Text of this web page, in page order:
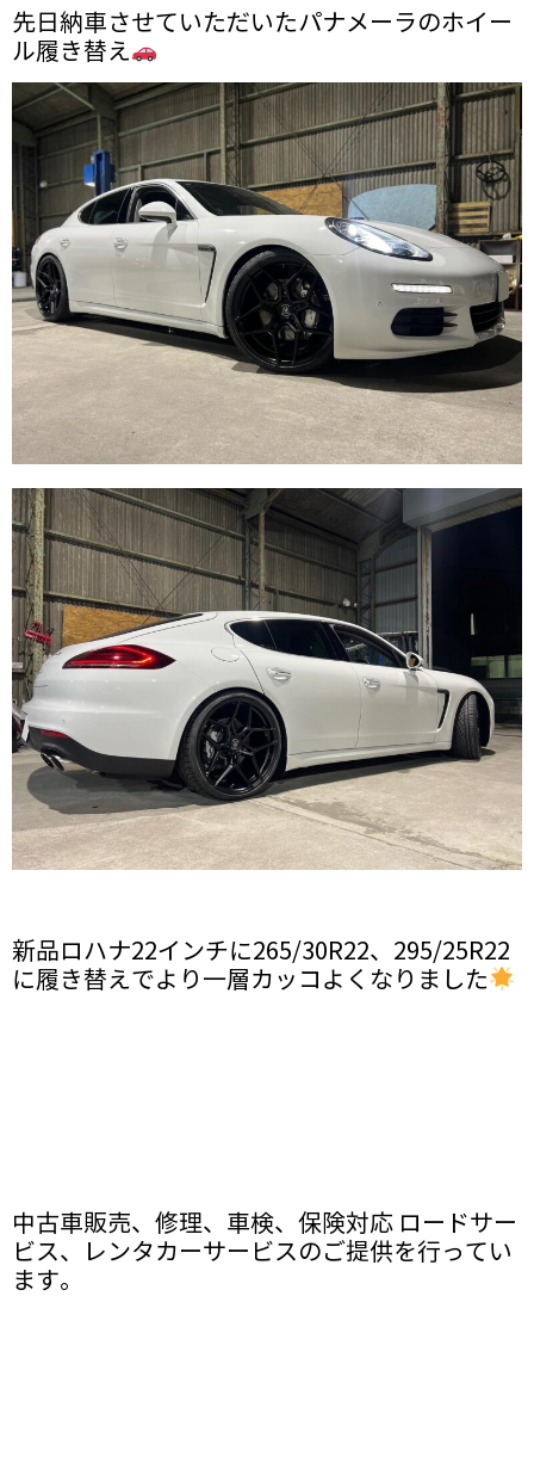
先日納車させていただいたパナメーラのホイー
ル履き替え
新品ロハナ22インチに265/30R22、295/25R22
に履き替えでより一層カッコよくなりました
中古車販売、修理、車検、保険対応 ロードサー
ビス、レンタカーサービスのご提供を行ってい
ます。